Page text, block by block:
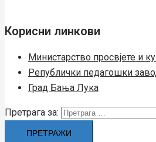
Корисни линкови
Министарство просвјете и
Републички педагошки
Град Бањa Лукa
Претрага за: